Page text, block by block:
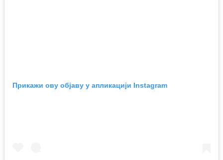
Прикажи ову објаву у апликацији Instagram